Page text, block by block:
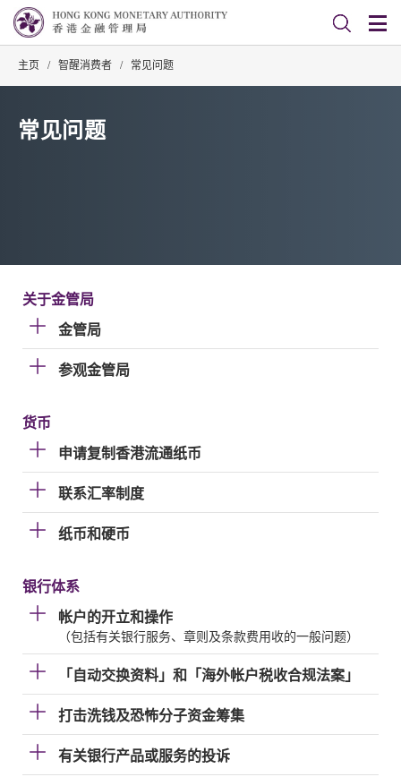
主页 / 智醒消费者 / 常见问题
常见问题
关于金管局
金管局
参观金管局
货币
申请复制香港流通纸币
联系汇率制度
纸币和硬币
银行体系
帐户的开立和操作
（包括有关银行服务、章则及条款费用收的一般问题）
「自动交换资料」和「海外帐户税收合规法案」
打击洗钱及恐怖分子资金筹集
有关银行产品或服务的投诉